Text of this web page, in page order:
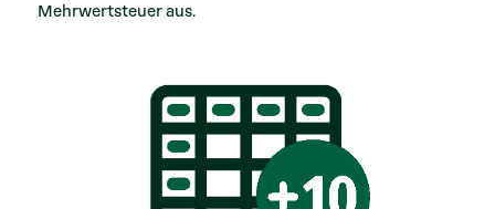
Mehrwertsteuer aus.